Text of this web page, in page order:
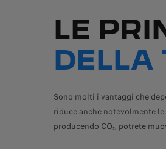
LE
DELLA
Sono molti i vantaggi che
riduce anche notevolmente
producendo CO₂, potrete